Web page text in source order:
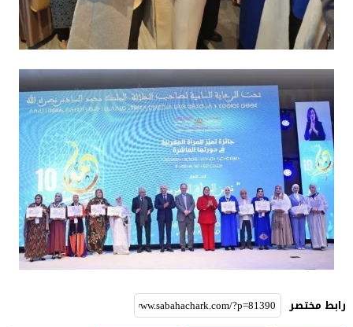
رابط مختصر